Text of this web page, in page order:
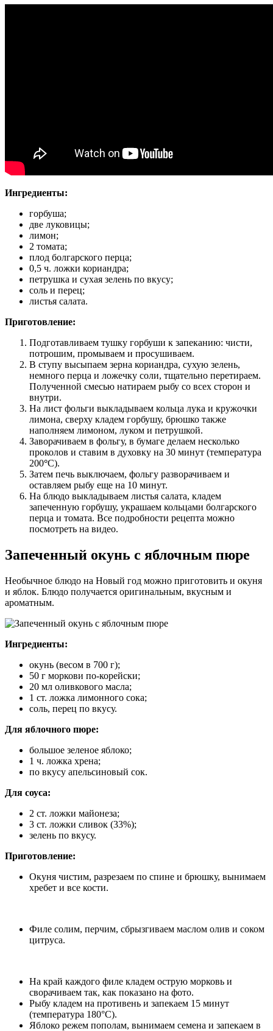
Ингредиенты:
горбуша;
две луковицы;
лимон;
2 томата;
плод болгарского перца;
0,5 ч. ложки кориандра;
петрушка и сухая зелень по вкусу;
соль и перец;
листья салата.
Приготовление:
Подготавливаем тушку горбуши к запеканию: чисти,
потрошим, промываем и просушиваем.
В ступу высыпаем зерна кориандра, сухую зелень,
немного перца и ложечку соли, тщательно перетираем.
Полученной смесью натираем рыбу со всех сторон и
внутри.
На лист фольги выкладываем кольца лука и кружочки
лимона, сверху кладем горбушу, брюшко также
наполняем лимоном, луком и петрушкой.
Заворачиваем в фольгу, в бумаге делаем несколько
проколов и ставим в духовку на 30 минут (температура
200°С).
Затем печь выключаем, фольгу разворачиваем и
оставляем рыбу еще на 10 минут.
На блюдо выкладываем листья салата, кладем
запеченную горбушу, украшаем кольцами болгарского
перца и томата. Все подробности рецепта можно
посмотреть на видео.
Запеченный окунь с яблочным пюре
Необычное блюдо на Новый год можно приготовить и окуня
и яблок. Блюдо получается оригинальным, вкусным и
ароматным.
Ингредиенты:
окунь (весом в 700 г);
50 г моркови по-корейски;
20 мл оливкового масла;
1 ст. ложка лимонного сока;
соль, перец по вкусу.
Для яблочного пюре:
большое зеленое яблоко;
1 ч. ложка хрена;
по вкусу апельсиновый сок.
Для соуса:
2 ст. ложки майонеза;
3 ст. ложки сливок (33%);
зелень по вкусу.
Приготовление:
Окуня чистим, разрезаем по спине и брюшку, вынимаем
хребет и все кости.
Филе солим, перчим, сбрызгиваем маслом олив и соком
цитруса.
На край каждого филе кладем острую морковь и
сворачиваем так, как показано на фото.
Рыбу кладем на противень и запекаем 15 минут
(температура 180°С).
Яблоко режем пополам, вынимаем семена и запекаем в